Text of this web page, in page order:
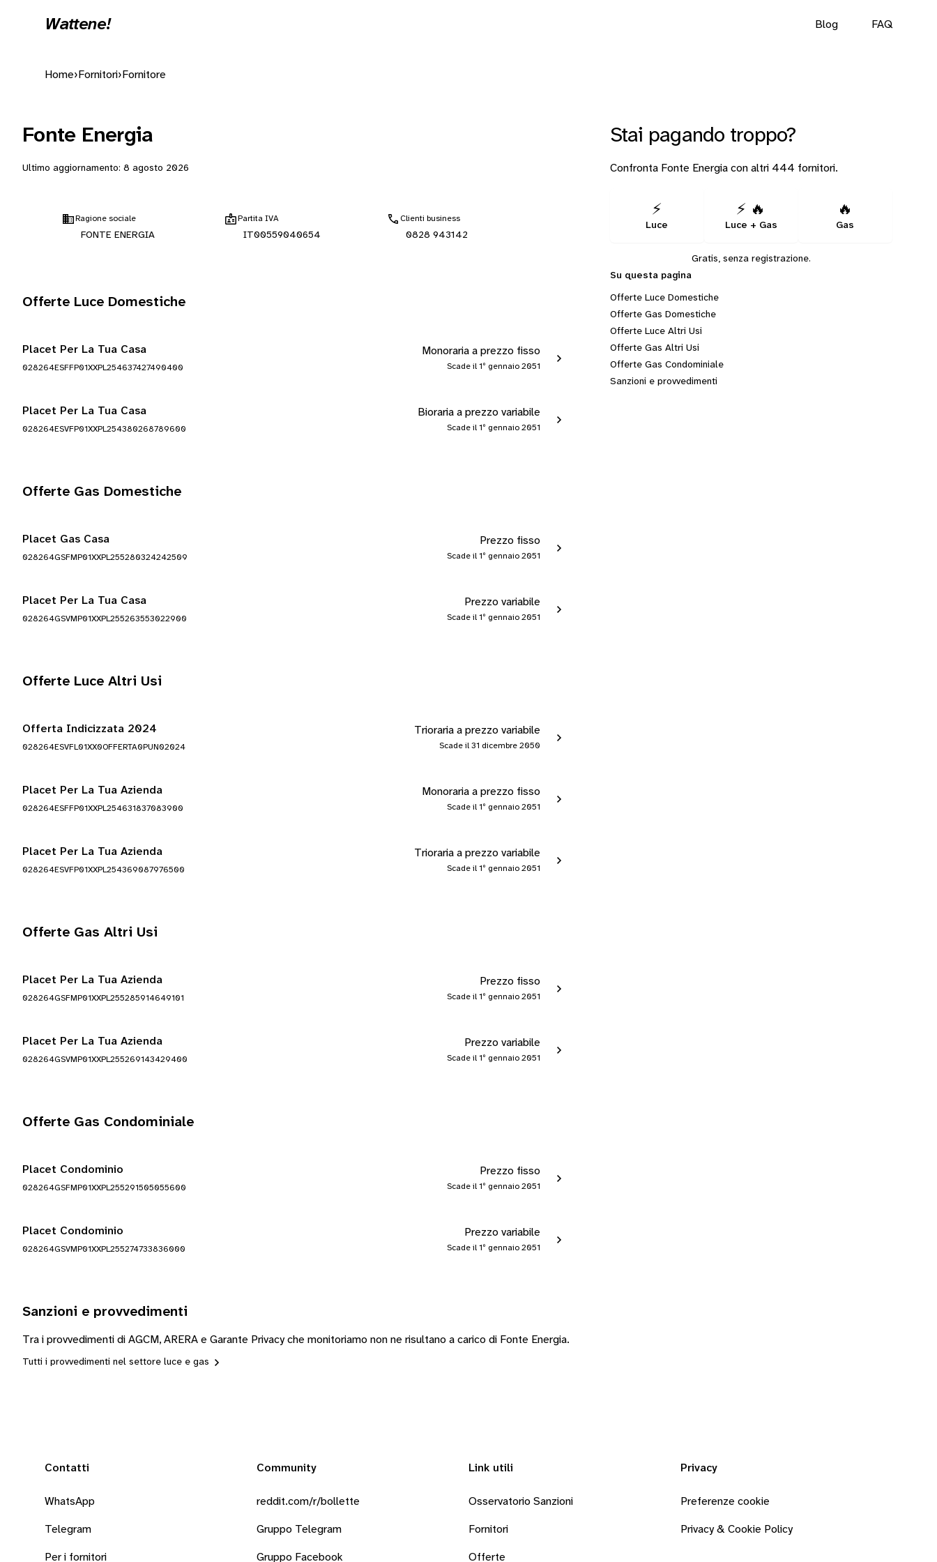
Wattene! Blog FAQ
Home› Fornitori› Fornitore
Fonte Energia
Ultimo aggiornamento: 8 agosto 2026
Ragione sociale
FONTE ENERGIA
Partita IVA
IT00559040654
Clienti business
0828 943142
Offerte Luce Domestiche
Placet Per La Tua Casa
028264ESFFP01XXPL254637427490400
Monoraria a prezzo fisso
Scade il 1º gennaio 2051
Placet Per La Tua Casa
028264ESVFP01XXPL254380268789600
Bioraria a prezzo variabile
Scade il 1º gennaio 2051
Offerte Gas Domestiche
Placet Gas Casa
028264GSFMP01XXPL255280324242509
Prezzo fisso
Scade il 1º gennaio 2051
Placet Per La Tua Casa
028264GSVMP01XXPL255263553022900
Prezzo variabile
Scade il 1º gennaio 2051
Offerte Luce Altri Usi
Offerta Indicizzata 2024
028264ESVFL01XX0OFFERTA0PUN02024
Trioraria a prezzo variabile
Scade il 31 dicembre 2050
Placet Per La Tua Azienda
028264ESFFP01XXPL254631837083900
Monoraria a prezzo fisso
Scade il 1º gennaio 2051
Placet Per La Tua Azienda
028264ESVFP01XXPL254369087976500
Trioraria a prezzo variabile
Scade il 1º gennaio 2051
Offerte Gas Altri Usi
Placet Per La Tua Azienda
028264GSFMP01XXPL255285914649101
Prezzo fisso
Scade il 1º gennaio 2051
Placet Per La Tua Azienda
028264GSVMP01XXPL255269143429400
Prezzo variabile
Scade il 1º gennaio 2051
Offerte Gas Condominiale
Placet Condominio
028264GSFMP01XXPL255291505055600
Prezzo fisso
Scade il 1º gennaio 2051
Placet Condominio
028264GSVMP01XXPL255274733836000
Prezzo variabile
Scade il 1º gennaio 2051
Sanzioni e provvedimenti
Tra i provvedimenti di AGCM, ARERA e Garante Privacy che monitoriamo non ne risultano a carico di Fonte Energia.
Tutti i provvedimenti nel settore luce e gas
Stai pagando troppo?
Confronta Fonte Energia con altri 444 fornitori.
⚡
Luce
⚡ 🔥
Luce + Gas
🔥
Gas
Gratis, senza registrazione.
Su questa pagina
Offerte Luce Domestiche
Offerte Gas Domestiche
Offerte Luce Altri Usi
Offerte Gas Altri Usi
Offerte Gas Condominiale
Sanzioni e provvedimenti
Contatti
WhatsApp
Telegram
Per i fornitori
Community
reddit.com/r/bollette
Gruppo Telegram
Gruppo Facebook
Link utili
Osservatorio Sanzioni
Fornitori
Offerte
Privacy
Preferenze cookie
Privacy & Cookie Policy